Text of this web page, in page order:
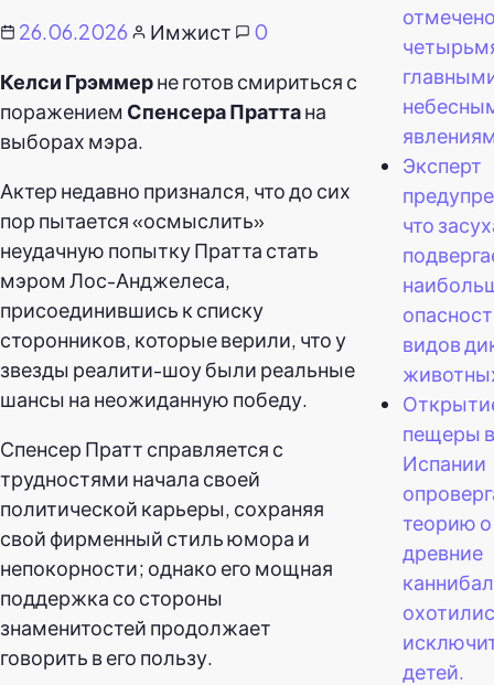
26.06.2026 Имжист
0
Келси Грэммерне готов смириться с
поражением Спенсера Праттана
выборах мэра.
Актер недавно признался, что до сих
пор пытается «осмыслить»
неудачную попытку Пратта стать
мэром Лос-Анджелеса,
присоединившись к списку
сторонников, которые верили, что у
звезды реалити-шоу были реальные
шансы на неожиданную победу.
Спенсер Пратт справляется с
трудностями начала своей
политической карьеры, сохраняя
свой фирменный стиль юмора и
непокорности; однако его мощная
поддержка со стороны
знаменитостей продолжает
говорить в его пользу.
Эксперт
что
видов
пещеры в
Испании
теорию
древние
детей.